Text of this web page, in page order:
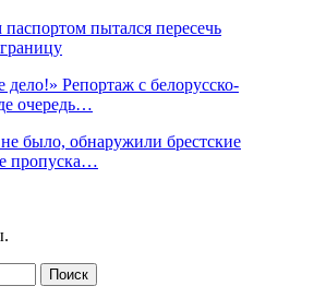
пытался пересечь
дело!» Репортаж с белорусско-
очередь…
было, обнаружили брестские
пропуска…